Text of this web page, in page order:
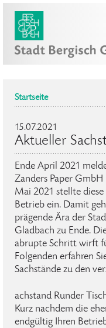
Startseite
15.07.2021
Aktueller
Ende April 2021
Zanders Paper GmbH
Mai 2021 stellte
Betrieb ein. Damit
prägende Ära der
Gladbach zu Ende.
abrupte Schritt wirft
Folgenden erfahren
Sachstände zu den
achstand Runder
Kurz nachdem die
endgültig Ihren